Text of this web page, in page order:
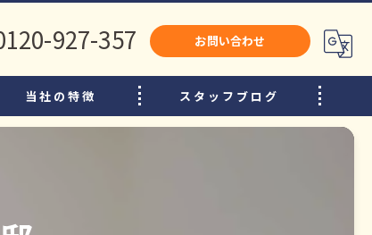
927-357 お問い合わせ
当社の特徴
小牧市のリフォーム
スタッフブログ